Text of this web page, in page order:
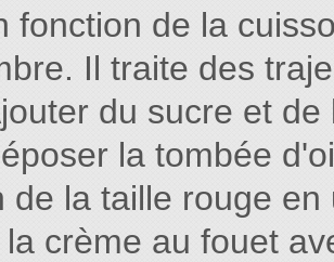
fonction de la
Il traite des
du sucre et
la tombée
de la taille rouge
crème au fouet